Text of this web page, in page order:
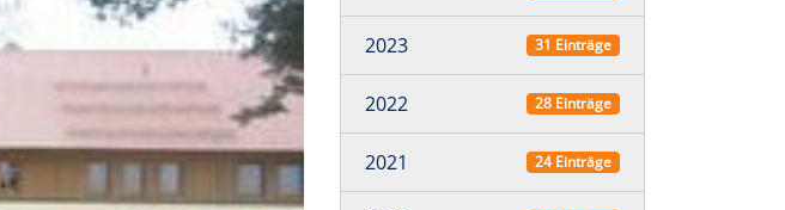
2023 31 Einträge
2022 28 Einträge
2021 24 Einträge